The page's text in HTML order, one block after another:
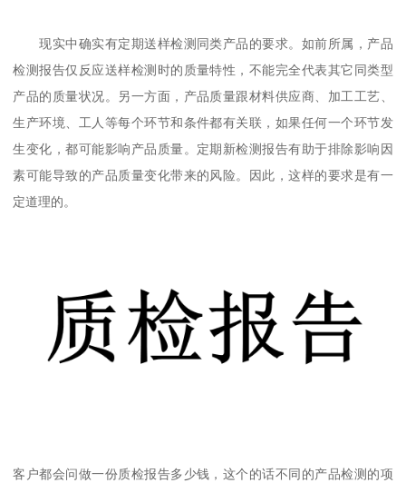
现实中确实有定期送样检测同类产品的要求。如前所属，产品
检测报告仅反应送样检测时的质量特性，不能完全代表其它同类型
产品的质量状况。另一方面，产品质量跟材料供应商、加工工艺、
生产环境、工人等每个环节和条件都有关联，如果任何一个环节发
生变化，都可能影响产品质量。定期新检测报告有助于排除影响因
素可能导致的产品质量变化带来的风险。因此，这样的要求是有一
定道理的。
客户都会问做一份质检报告多少钱，这个的话不同的产品检测的项